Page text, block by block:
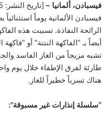
فيسبادن، ألمانيا –
فيسبادن الألمانية يوماً
الرائحة النفاذة. تسببت هذه
أيضاً بـ “الفاكهة النتنة” أو
تشبه مزيجاً من الغاز الفاسد
طارئة لفرق الإطفاء خلال يوم
هناك تسرباً خطيراً للغاز.
“سلسلة إنذارات غير مسبوقة”: